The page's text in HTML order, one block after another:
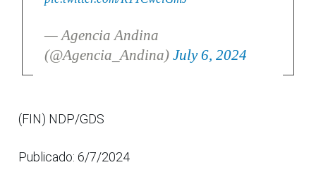
— Agencia Andina
(@Agencia_Andina) July 6, 2024
(FIN) NDP/GDS
Publicado: 6/7/2024